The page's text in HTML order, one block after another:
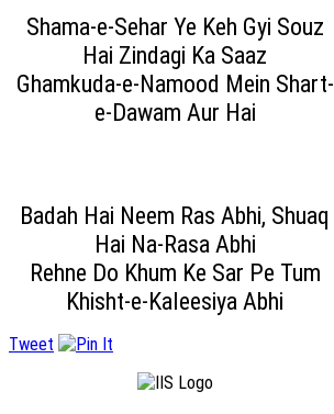
Shama-e-Sehar Ye Keh Gyi Souz
Hai Zindagi Ka Saaz
Ghamkuda-e-Namood Mein Shart-
e-Dawam Aur Hai
Badah Hai Neem Ras Abhi, Shuaq
Hai Na-Rasa Abhi
Rehne Do Khum Ke Sar Pe Tum
Khisht-e-Kaleesiya Abhi
Tweet